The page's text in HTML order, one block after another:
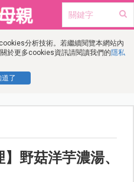
分析技術。若繼續閱覽本網站內
於更多cookies資訊請閱讀我們的隱私
了
野菇洋芋濃湯、